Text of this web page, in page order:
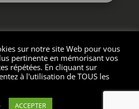
© 2021sur notre site Web pour vous
pertinente en mémorisant vos
répétées. En cliquant sur
à l'utilisation de TOUS les
ACCEPTER